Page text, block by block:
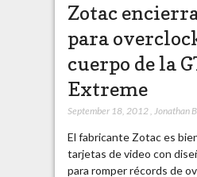
Zotac
para
cuerpo de la
Extreme
September 18, 2012, Jonathan
El fabricante Zotac es
tarjetas de video con
para romper récords de